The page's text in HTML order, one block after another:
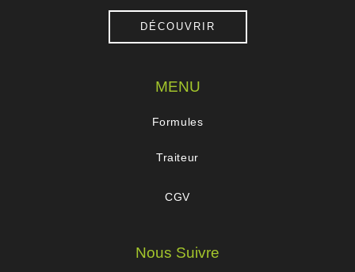
DÉCOUVRIR
MENU
Formules
Traiteur
CGV
Nous Suivre